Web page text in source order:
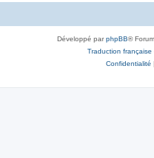
Développé parphpBB®
Traduction française
Confidentialité